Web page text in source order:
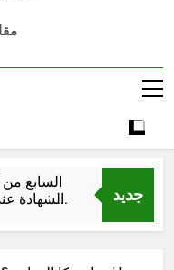
جديد
الشهادة